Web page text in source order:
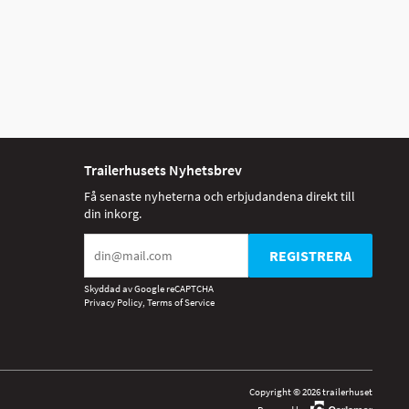
Trailerhusets Nyhetsbrev
Få senaste nyheterna och erbjudandena direkt till
din inkorg.
REGISTRERA
Skyddad av Google reCAPTCHA
Privacy Policy, Terms of Service
Copyright © 2026 trailerhuset